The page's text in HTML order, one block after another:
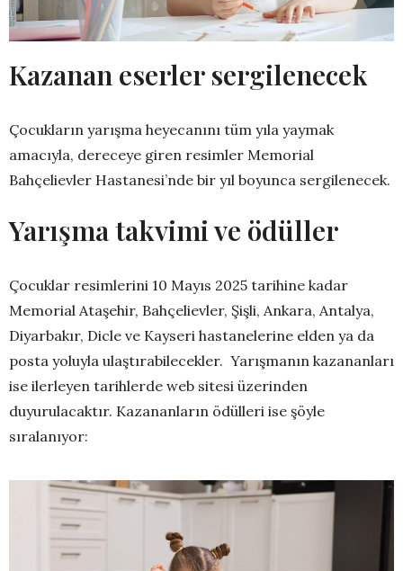
Kazanan eserler sergilenecek
Çocukların yarışma heyecanını tüm yıla yaymak
amacıyla, dereceye giren resimler Memorial
Bahçelievler Hastanesi’nde bir yıl boyunca sergilenecek.
Yarışma takvimi ve ödüller
Çocuklar resimlerini 10 Mayıs 2025 tarihine kadar
Memorial Ataşehir, Bahçelievler, Şişli, Ankara, Antalya,
Diyarbakır, Dicle ve Kayseri hastanelerine elden ya da
posta yoluyla ulaştırabilecekler. Yarışmanın kazananları
ise ilerleyen tarihlerde web sitesi üzerinden
duyurulacaktır. Kazananların ödülleri ise şöyle
sıralanıyor: